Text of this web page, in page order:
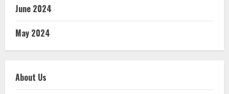
June 2024
May 2024
About Us